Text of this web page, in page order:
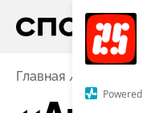
Главная